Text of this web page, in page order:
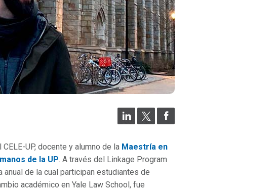
UP, docente y alumno de la Maestría en
de la UP. A través del Linkage Program
anual de la cual participan estudiantes de
académico en Yale Law School, fue